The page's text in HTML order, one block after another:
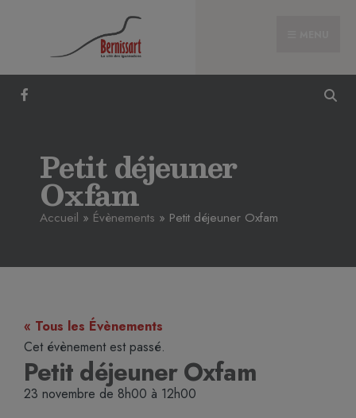
Petit déjeuner
Oxfam
Accueil » Évènements » Petit déjeuner Oxfam
« Tous les Évènements
Cet évènement est passé.
Petit déjeuner Oxfam
23 novembre de 8h00 à 12h00